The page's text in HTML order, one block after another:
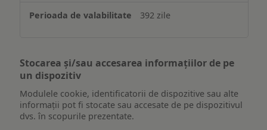
392 zile
Stocarea și/sau accesarea informațiilor de pe
un dispozitiv
Modulele cookie, identificatorii de dispozitive sau alte
informații pot fi stocate sau accesate de pe dispozitivul
dvs. în scopurile prezentate.